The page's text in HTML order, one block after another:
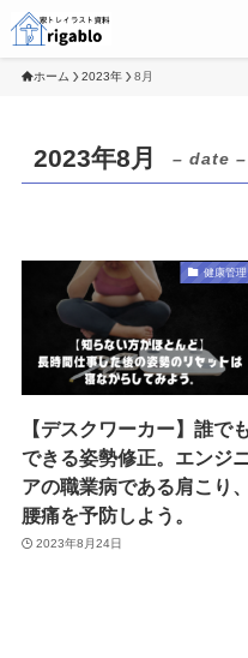
ホーム 2023年 8月
2023年8月 – date –
健康管理
【デスクワーカー】誰でも
できる姿勢修正。エンジ
アの職業病である肩こり、
腰痛を予防しよう。
2023年8月24日